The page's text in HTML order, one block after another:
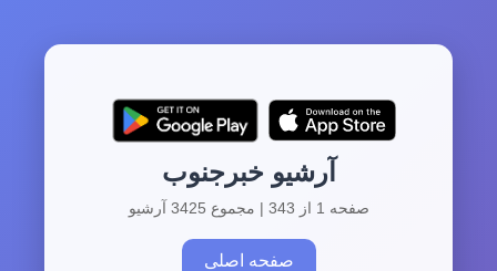
آرشیو خبرجنوب
صفحه 1 از 343 | مجموع 3425 آرشیو
صفحه اصلی